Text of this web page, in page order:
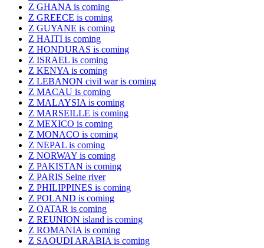
Z GHANA is coming
Z GREECE is coming
Z GUYANE is coming
Z HAITI is coming
Z HONDURAS is coming
Z ISRAEL is coming
Z KENYA is coming
Z LEBANON civil war is coming
Z MACAU is coming
Z MALAYSIA is coming
Z MARSEILLE is coming
Z MEXICO is coming
Z MONACO is coming
Z NEPAL is coming
Z NORWAY is coming
Z PAKISTAN is coming
Z PARIS Seine river
Z PHILIPPINES is coming
Z POLAND is coming
Z QATAR is coming
Z REUNION island is coming
Z ROMANIA is coming
Z SAOUDI ARABIA is coming